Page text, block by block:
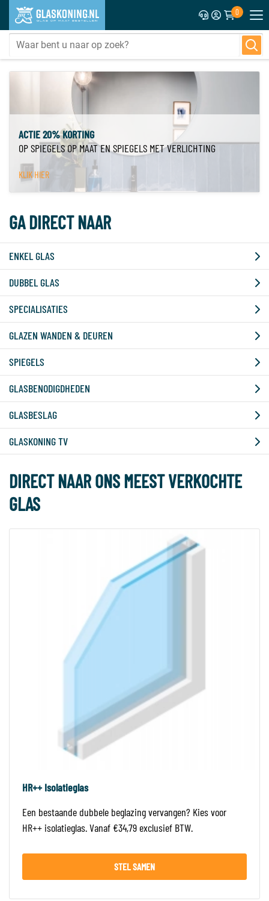
0
ACTIE 20% KORTING
OP SPIEGELS OP MAAT EN SPIEGELS MET VERLICHTING
KLIK HIER
GA DIRECT NAAR
ENKEL GLAS
DUBBEL GLAS
SPECIALISATIES
GLAZEN WANDEN & DEUREN
SPIEGELS
GLASBENODIGDHEDEN
GLASBESLAG
GLASKONING TV
DIRECT NAAR ONS MEEST VERKOCHTE
GLAS
HR++ Isolatieglas
Een bestaande dubbele beglazing vervangen? Kies voor
HR++ isolatieglas. Vanaf €34,79 exclusief BTW.
STEL SAMEN